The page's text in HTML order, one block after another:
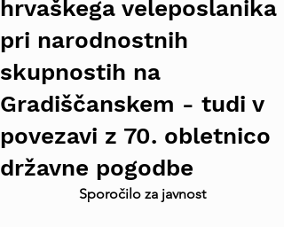
hrvaškega veleposlanika
pri narodnostnih
skupnostih na
Gradiščanskem - tudi v
povezavi z 70. obletnico
državne pogodbe
Sporočilo za javnost